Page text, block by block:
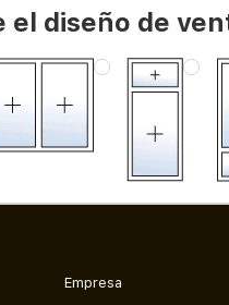
el diseño de
Empresa